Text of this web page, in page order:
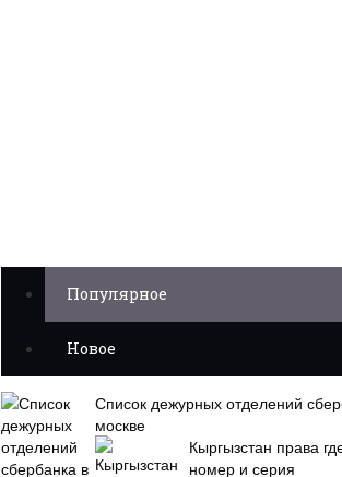
Популярное
Новое
Список дежурных отделений
москве
Кыргызстан права
номер и серия